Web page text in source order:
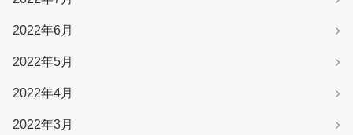
2022年6月
2022年5月
2022年4月
2022年3月